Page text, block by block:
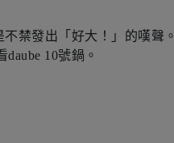
禁發出「好大！
」的嘆聲。
10號鍋。